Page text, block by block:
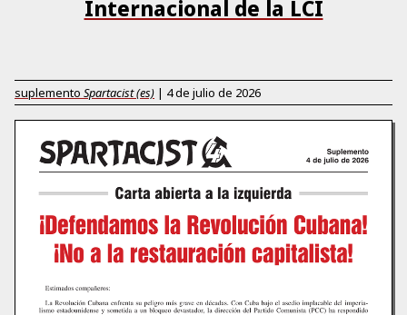
Internacional de la LCI
suplemento Spartacist (es) | 4 de julio de 2026